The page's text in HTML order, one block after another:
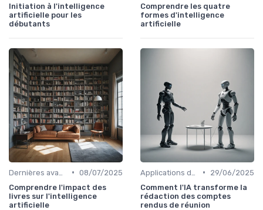
Initiation à l'intelligence
artificielle pour les
débutants
Comprendre les quatre
formes d'intelligence
artificielle
• 08/07/2025
Comprendre l'impact des
livres sur l'intelligence
artificielle
•
29/06/2025
Comment l'IA transforme la
rédaction des comptes
rendus de réunion